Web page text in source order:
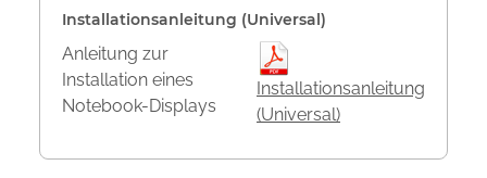
Installationsanleitung (Universal)
Anleitung zur
Installation eines
Notebook-Displays
Installationsanleitung
(Universal)